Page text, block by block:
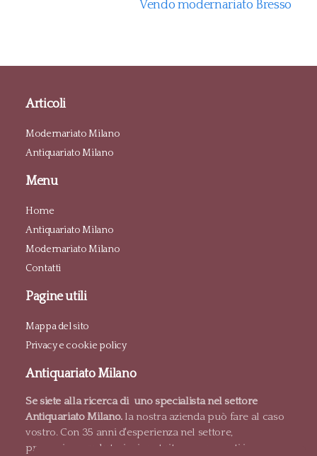
Vendo modernariato Bresso
Articoli
Modernariato Milano
Antiquariato Milano
Menu
Home
Antiquariato Milano
Modernariato Milano
Contatti
Pagine utili
Mappa del sito
Privacy e cookie policy
Antiquariato Milano
Se siete alla ricerca di uno specialista nel settore
Antiquariato Milano.la nostra azienda può fare al caso
vostro. Con 35 anni d'esperienza nel settore,
proponiamo valutazioni gratuite e pagamenti in